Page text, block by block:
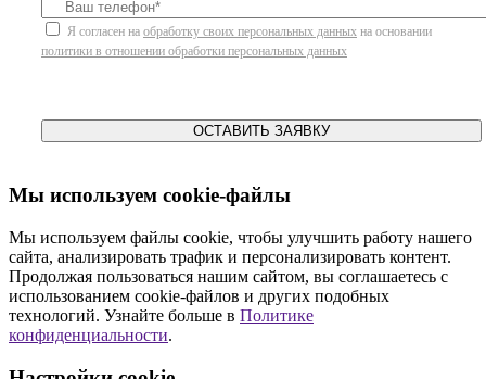
Я согласен на обработку своих персональных данных на основании
политики в отношении обработки персональных данных
ОСТАВИТЬ ЗАЯВКУ
Мы используем cookie-файлы
Мы используем файлы cookie, чтобы улучшить работу нашего
сайта, анализировать трафик и персонализировать контент.
Продолжая пользоваться нашим сайтом, вы соглашаетесь с
использованием cookie-файлов и других подобных
технологий. Узнайте больше в Политике
конфиденциальности.